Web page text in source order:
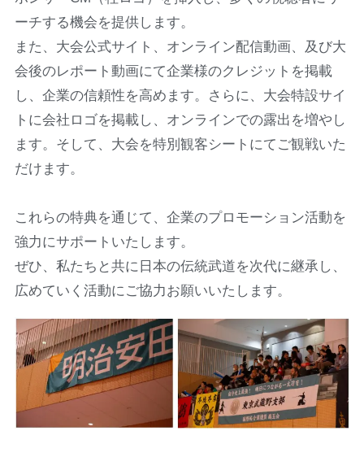
ーチする機会を提供します。
また、大会公式サイト、オンライン配信動画、及び大
会後のレポート動画にて企業様のクレジットを掲載
し、企業の信頼性を高めます。さらに、大会特設サイ
トに会社ロゴを掲載し、オンラインでの露出を増やし
ます。そして、大会を特別観客シートにてご観戦いた
だけます。
これらの特典を通じて、企業のプロモーション活動を
強力にサポートいたします。
ぜひ、私たちと共に日本の伝統武道を次代に継承し、
広めていく活動にご協力お願いいたします。